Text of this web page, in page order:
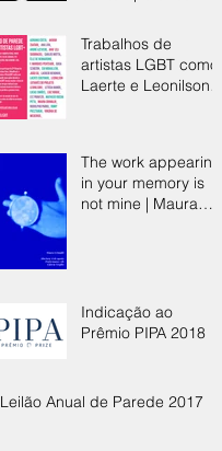
profundezas de
Loulé
Trabalhos de
artistas LGBT como
Laerte e Leonilson
The work appearing
in your memory is
not mine | Maura
Indicação ao
Prêmio PIPA 2018
Leilão Anual de Parede 2017